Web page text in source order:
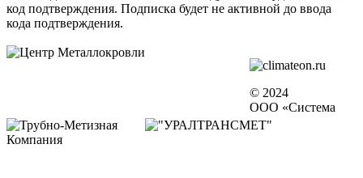
код подтверждения. Подписка будет не активной до ввода
кода подтверждения.
© 2024
ООО «Система